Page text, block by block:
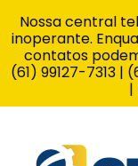
Nossa central
inoperante.
contatos
(61) 99127-7313 |
|